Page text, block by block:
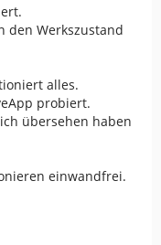
den Werkszustand
alles.
probiert.
übersehen haben
einwandfrei.